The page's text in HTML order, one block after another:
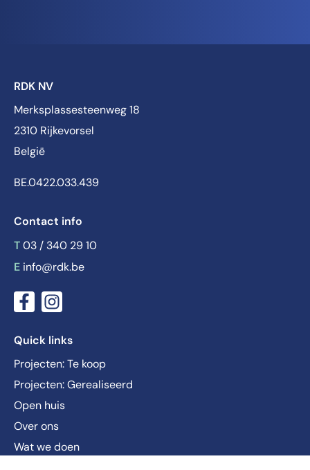
RDK NV
Merksplassesteenweg 18
2310 Rijkevorsel
België
BE.0422.033.439
Contact info
T 03 / 340 29 10
E info@rdk.be
Quick links
Projecten: Te koop
Projecten: Gerealiseerd
Open huis
Over ons
Wat we doen